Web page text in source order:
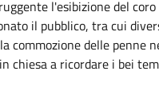
l'esibizione del coro
il pubblico, tra cui
commozione delle penne
chiesa a ricordare i bei